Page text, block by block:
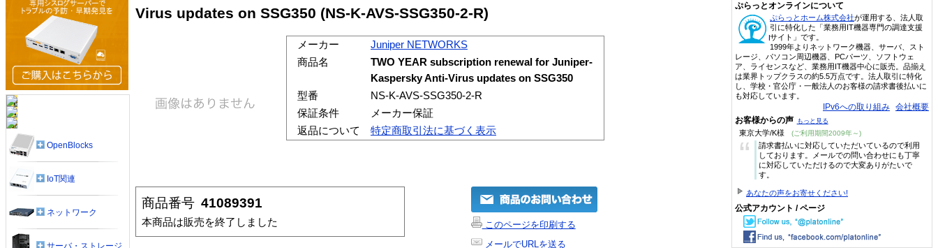
Virus updates on SSG350 (NS-K-AVS-SSG350-2-R)
メーカー
Juniper NETWORKS
商品名
TWO YEAR subscription renewal for Juniper-
Kaspersky Anti-Virus updates on SSG350
型番
NS-K-AVS-SSG350-2-R
保証条件
メーカー保証
返品について
特定商取引法に基づく表示
商品番号 41089391
本商品は販売を終了しました
このページを印刷する
メールでURLを送る
OpenBlocks
IoT関連
ネットワーク
サーバ・ストレージ
ぷらっとオンラインについて
ぷらっとホーム株式会社が運用する、法人取
引に特化した「業務用IT機器専門の調達支援
サイト」です。
1999年よりネットワーク機器、サーバ、スト
レージ、パソコン周辺機器、PCパーツ、ソフトウェ
ア、ライセンスなど、業務用IT機器中心に販売。品揃え
は業界トップクラスの約5.5万点です。法人取引に特化
し、学校・官公庁・一般法人のお客様の請求書後払いに
も対応しています。
IPv6への取り組み 会社概要
お客様からの声 もっと見る
東京大学/K様 (ご利用期間2009年～)
“
請求書払いに対応していただいているので利用
しております。メールでの問い合わせにも丁寧
に対応していただけるので大変ありがたいで
す。
あなたの声をお寄せください!
公式アカウント / ページ